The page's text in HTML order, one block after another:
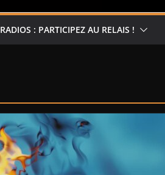
RADIOS : PARTICIPEZ AU RELAIS !